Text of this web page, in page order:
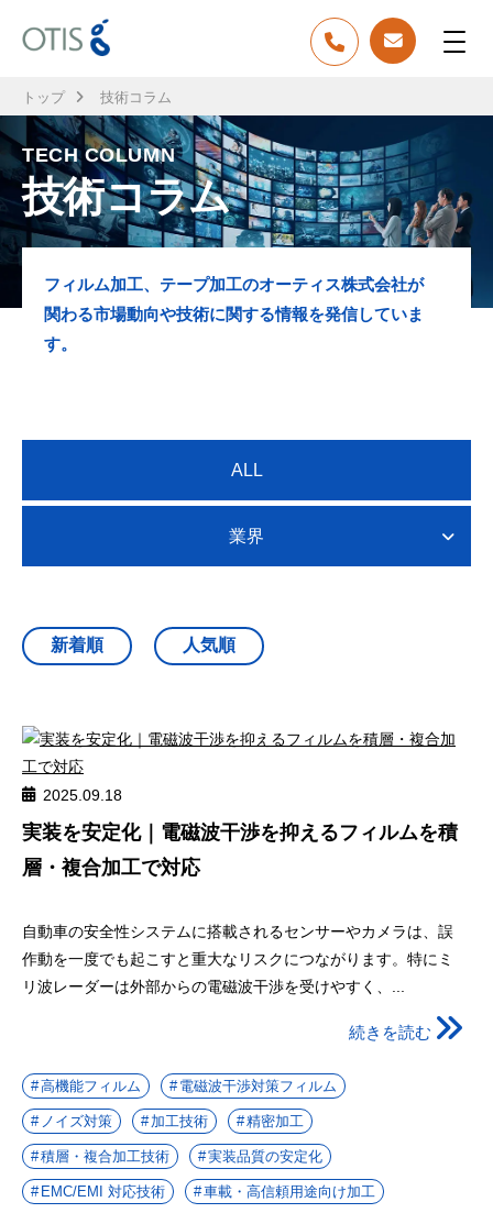
トップ 技術コラム
TECH COLUMN
技術コラム
フィルム加工、テープ加工のオーティス株式会社が
関わる市場動向や技術に関する情報を発信していま
す。
ALL
業界
2025.09.18
実装を安定化｜電磁波干渉を抑えるフィルムを積
層・複合加工で対応
自動車の安全性システムに搭載されるセンサーやカメラは、誤
作動を一度でも起こすと重大なリスクにつながります。特にミ
リ波レーダーは外部からの電磁波干渉を受けやすく、...
続きを読む
高機能フィルム 電磁波干渉対策フィルム
ノイズ対策 加工技術 精密加工
積層・複合加工技術 実装品質の安定化
EMC/EMI 対応技術 車載・高信頼用途向け加工